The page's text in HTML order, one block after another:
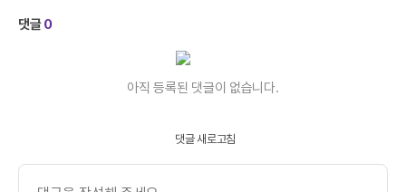
댓글0
아직 등록된 댓글이 없습니다.
댓글 새로고침